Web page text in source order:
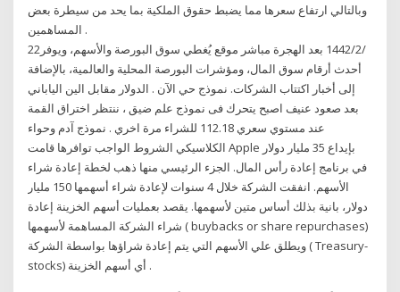
وبالتالي ارتفاع سعرها مما يضبط حقوق الملكية بما يحد من سيطرة بعض
المساهمين .
22‏‏/2‏‏/1442 بعد الهجرة مباشر موقع يُغطي سوق البورصة والأسهم، ويوفر
أحدث أرقام سوق المال، ومؤشرات البورصة المحلية والعالمية، بالإضافة
إلى أخبار اكتتاب الشركات. نموذج حي الآن . الدولار مقابل الين الياباني
بعد صعود عنيف اصبح يتحرك فى نموذج علم ضيق ، ننتظر اختراق القمة
عند مستوي سعري 112.18 للشراء مرة اخري . نموذج آدم وحواء
الكلاسيكي الشروط الواجب توافرها قامت Apple بإيداع 35 مليار دولار
في برنامج إعادة رأس المال. الجزء الرئيسي منها ذهب لخطة إعادة شراء
الأسهم. انفقت الشركة خلال 4 سنوات لإعادة شراء أسهمها 150 مليار
دولار، بانية بذلك أساس متين لأسهمها. يقصد بعمليات أسهم الخزينة إعادة
شراء الشركة المساهمة لأسهمها ( buybacks or share repurchases)
ويطلق علي الأسهم التي يتم إعادة شراؤها بواسطة الشركة ( Treasury-
stocks) أي أسهم الخزينة .